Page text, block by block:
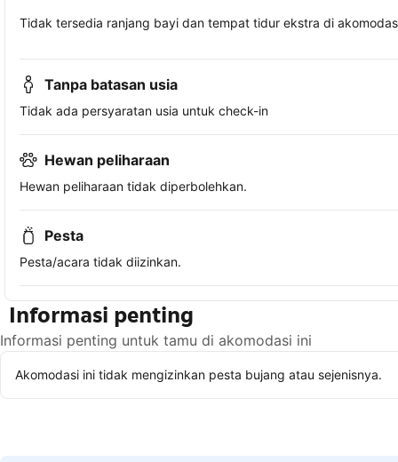
Tidak tersedia ranjang bayi dan tempat tidur ekstra di
Tanpa batasan usia
Tidak ada persyaratan usia untuk check-in
Hewan peliharaan
Hewan peliharaan tidak diperbolehkan.
Pesta
Pesta/acara tidak diizinkan.
Informasi penting
Informasi penting untuk tamu di akomodasi ini
Akomodasi ini tidak mengizinkan pesta bujang atau sejenisnya.